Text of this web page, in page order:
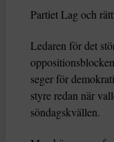
Partiet Lag och
Ledaren för det
seger för
styre redan när
söndagskvällen.